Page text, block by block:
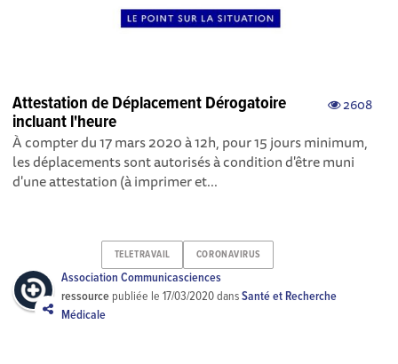
2608
Attestation de Déplacement Dérogatoire
incluant l'heure
À compter du 17 mars 2020 à 12h, pour 15 jours minimum,
les déplacements sont autorisés à condition d'être muni
d'une attestation (à imprimer et...
TELETRAVAIL CORONAVIRUS
Association Communicasciences
ressource publiée le17/03/2020dansSanté et Recherche
Médicale